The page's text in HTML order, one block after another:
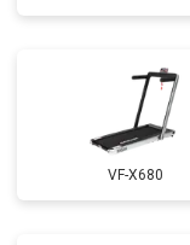
VF-X680